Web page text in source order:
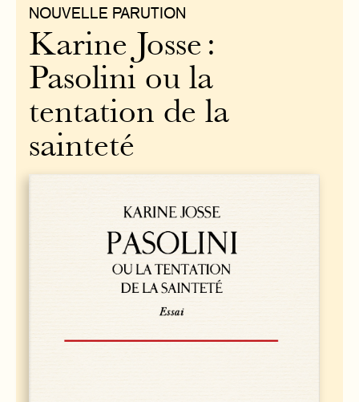
NOUVELLE PARUTION
Karine Josse :
Pasolini ou la
tentation de la
sainteté